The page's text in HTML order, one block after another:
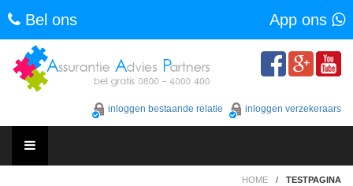
Bel ons App ons
content
inloggen bestaande relatie inloggen verzekeraars
HOME / TESTPAGINA